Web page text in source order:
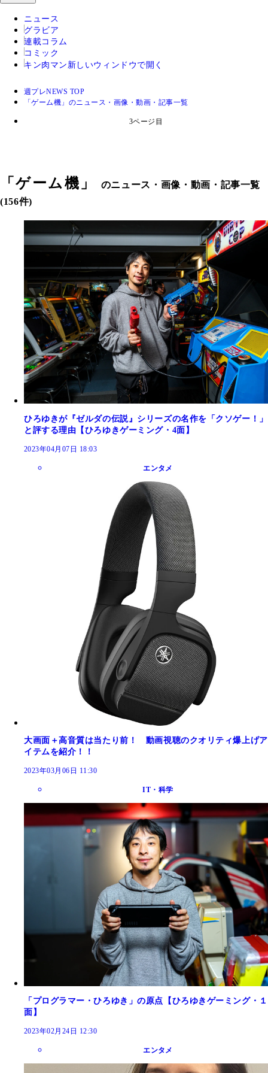
ニュース
グラビア
連載コラム
コミック
キン肉マン 新しいウィンドウで開く
週プレNEWS TOP
「ゲーム機」のニュース・画像・動画・記事一覧
3ページ目
「ゲーム機 」
のニュース・画像・動画・記事一覧
(156件)
ひろゆきが『ゼルダの伝説』シリーズの名作を「クソゲー！」
と評する理由【ひろゆきゲーミング・4面】
2023年04月07日 18:03
エンタメ
大画面＋高音質は当たり前！ 動画視聴のクオリティ爆上げア
イテムを紹介！！
2023年03月06日 11:30
IT・科学
「プログラマー・ひろゆき」の原点【ひろゆきゲーミング・１
面】
2023年02月24日 12:30
エンタメ